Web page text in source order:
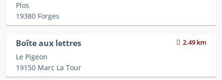
Plos
19380 Forges
Boîte aux lettres 2.49 km
Le Pigeon
19150 Marc La Tour